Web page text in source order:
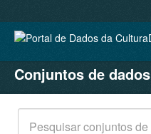
CONJUNTOS DE DADOS
ORGANIZAÇÕES
GRUPOS
Conjuntos de dados